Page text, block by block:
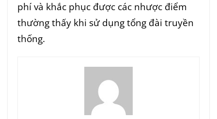
phí và khắc phục được các nhược điểm
thường thấy khi sử dụng tổng đài truyền
thống.